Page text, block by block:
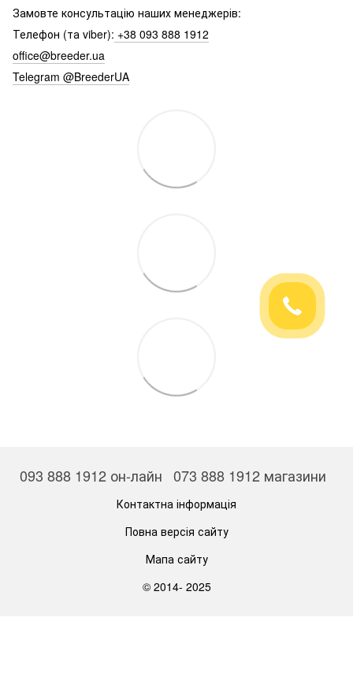
Замовте консультацію наших менеджерів:
Телефон (та viber): +38 093 888 1912
office@breeder.ua
Telegram @BreederUA
093 888 1912 он-лайн 073 888 1912 магазини
Контактна інформація
Повна версія сайту
Мапа сайту
© 2014- 2025